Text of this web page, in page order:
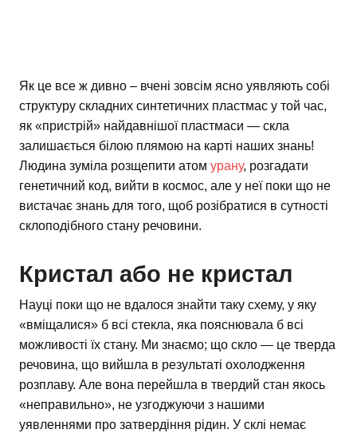
Як це все ж дивно – вчені зовсім ясно уявляють собі
структуру складних синтетичних пластмас у той час,
як «пристрій» найдавнішої пластмаси — скла
залишається білою плямою на карті наших знань!
Людина зуміла розщепити атом урану, розгадати
генетичний код, вийти в космос, але у неї поки що не
вистачає знань для того, щоб розібратися в сутності
склоподібного стану речовини.
Кристал або не кристал
Науці поки що не вдалося знайти таку схему, у яку
«вміщалися» б всі стекла, яка пояснювала б всі
можливості їх стану. Ми знаємо; що скло — це тверда
речовина, що вийшла в результаті охолодження
розплаву. Але вона перейшла в твердий стан якось
«неправильно», не узгоджуючи з нашими
уявленнями про затвердіння рідин. У склі немає